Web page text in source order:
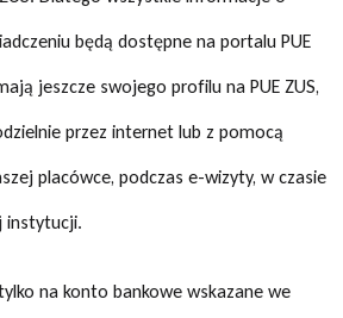
będą dostępne na portalu PUE
jeszcze swojego profilu na PUE ZUS,
przez internet lub z pomocą
placówce, podczas e-wizyty, w czasie
instytucji.
na konto bankowe wskazane we